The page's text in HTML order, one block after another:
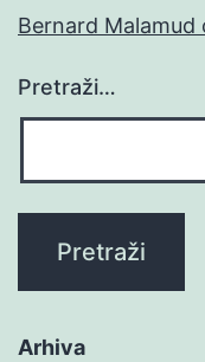
Bernard Malamud
Pretraži…
Arhiva